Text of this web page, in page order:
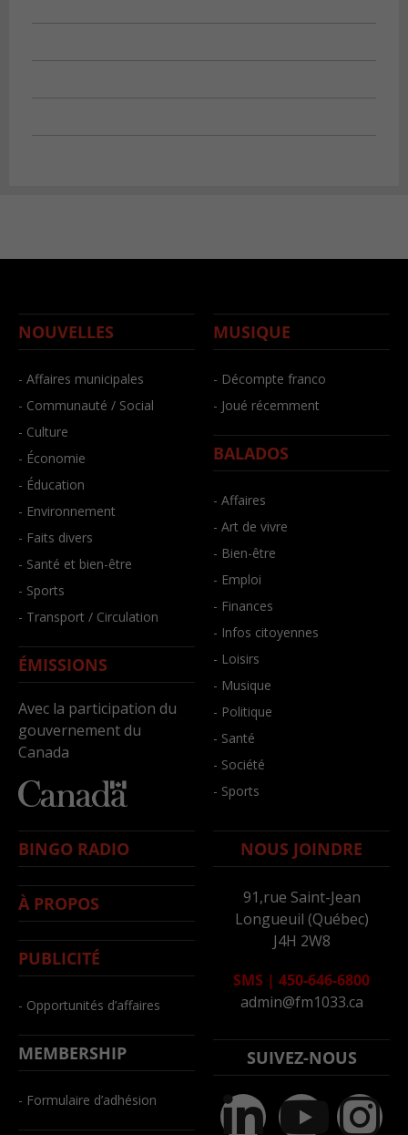
NOUVELLES
- Affaires municipales
- Communauté / Social
- Culture
- Économie
- Éducation
- Environnement
- Faits divers
- Santé et bien-être
- Sports
- Transport / Circulation
ÉMISSIONS
Avec la participation du
gouvernement du
Canada
MUSIQUE
- Décompte franco
- Joué récemment
BALADOS
- Affaires
- Art de vivre
- Bien-être
- Emploi
- Finances
- Infos citoyennes
- Loisirs
- Musique
- Politique
- Santé
- Société
- Sports
BINGO RADIO
À PROPOS
PUBLICITÉ
- Opportunités d’affaires
MEMBERSHIP
- Formulaire d’adhésion
NOUS JOINDRE
91,rue Saint-Jean
Longueuil (Québec)
J4H 2W8
SMS | 450-646-6800
admin@fm1033.ca
SUIVEZ-NOUS